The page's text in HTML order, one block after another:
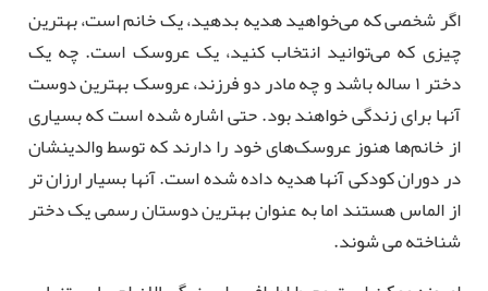
اگر شخصی که می‌خواهید هدیه بدهید، یک خانم است، بهترین
چیزی که می‌توانید انتخاب کنید، یک عروسک است. چه یک
دختر ۱ ساله باشد و چه مادر دو فرزند، عروسک بهترین دوست
آنها برای زندگی خواهند بود. حتی اشاره شده است که بسیاری
از خانم‌ها هنوز عروسک‌های خود را دارند که توسط والدینشان
در دوران کودکی آنها هدیه داده شده است. آنها بسیار ارزان تر
از الماس هستند اما به عنوان بهترین دوستان رسمی یک دختر
شناخته می شوند.